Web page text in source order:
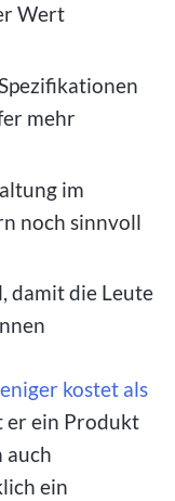
Wert
mehr
im
noch sinnvoll
damit die Leute
kostet als
er ein Produkt
auch
ein